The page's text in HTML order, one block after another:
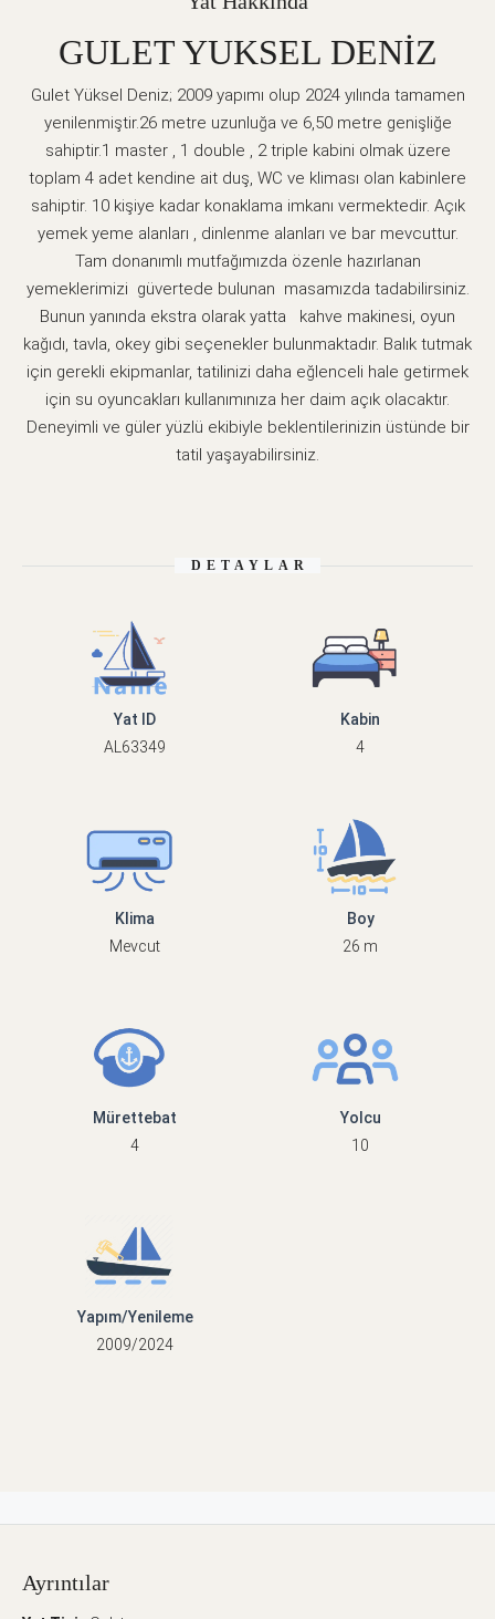
GULET YUKSEL DENİZ
Gulet Yüksel Deniz; 2009 yapımı olup 2024 yılında tamamen
yenilenmiştir.26 metre uzunluğa ve 6,50 metre genişliğe
sahiptir.1 master , 1 double , 2 triple kabini olmak üzere
toplam 4 adet kendine ait duş, WC ve kliması olan kabinlere
sahiptir. 10 kişiye kadar konaklama imkanı vermektedir. Açık
yemek yeme alanları , dinlenme alanları ve bar mevcuttur.
Tam donanımlı mutfağımızda özenle hazırlanan
yemeklerimizi güvertede bulunan masamızda tadabilirsiniz.
Bunun yanında ekstra olarak yatta kahve makinesi, oyun
kağıdı, tavla, okey gibi seçenekler bulunmaktadır. Balık tutmak
için gerekli ekipmanlar, tatilinizi daha eğlenceli hale getirmek
için su oyuncakları kullanımınıza her daim açık olacaktır.
Deneyimli ve güler yüzlü ekibiyle beklentilerinizin üstünde bir
tatil yaşayabilirsiniz.
DETAYLAR
Yat ID
AL63349
Kabin
4
Klima
Mevcut
Boy
26 m
Mürettebat
4
Yolcu
10
Yapım/Yenileme
2009/2024
Ayrıntılar